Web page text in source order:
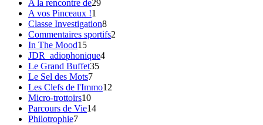
A la rencontre de29
A vos Pinceaux !1
Classe Investigation8
Commentaires sportifs2
In The Mood15
JDR_adiophonique4
Le Grand Buffet35
Le Sel des Mots7
Les Clefs de l'Immo12
Micro-trottoirs10
Parcours de Vie14
Philotrophie7